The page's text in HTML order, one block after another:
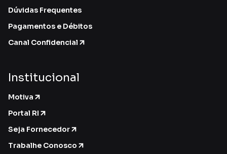
Dúvidas Frequentes
Pagamentos e Débitos
Canal Confidencial
Institucional
Motiva
Portal RI
Seja Fornecedor
Trabalhe Conosco